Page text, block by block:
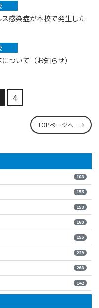
ス感染症が本校で発生した
ついて（お知らせ）
4
TOPページへ
108
155
153
160
155
229
268
142